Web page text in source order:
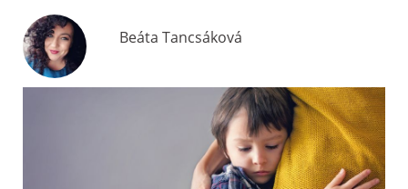
Beáta Tancsáková